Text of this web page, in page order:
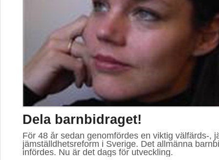
Dela barnbidraget!
För 48 år sedan genomfördes en viktig välfärds-,
jämställdhetsreform i Sverige. Det allmänna
infördes. Nu är det dags för utveckling.